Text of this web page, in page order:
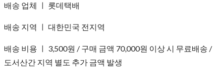
배송 업체 ㅣ 롯데택배
배송 지역 ㅣ 대한민국 전지역
배송 비용 ㅣ 3,500원 / 구매 금액 70,000원 이상 시 무료배송 /
도서산간 지역 별도 추가 금액 발생